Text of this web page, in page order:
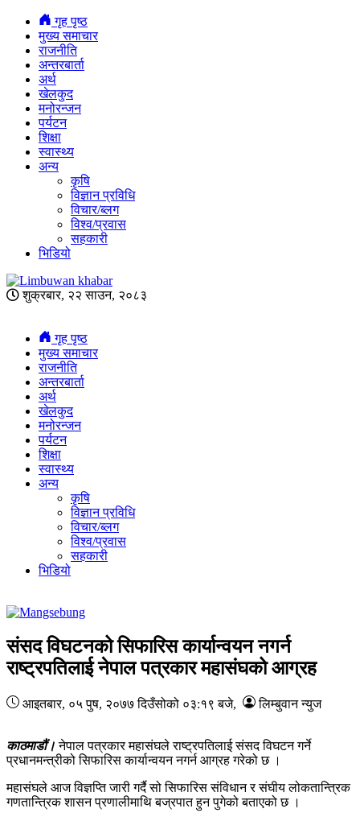
गृह पृष्ठ
मुख्य समाचार
राजनीति
अन्तरबार्ता
अर्थ
खेलकुद
मनोरन्जन
पर्यटन
शिक्षा
स्वास्थ्य
अन्य
कृषि
विज्ञान प्रविधि
विचार/ब्लग
विश्व/प्रवास
सहकारी
भिडियो
शुक्रबार, २२ साउन, २०८३
गृह पृष्ठ
मुख्य समाचार
राजनीति
अन्तरबार्ता
अर्थ
खेलकुद
मनोरन्जन
पर्यटन
शिक्षा
स्वास्थ्य
अन्य
कृषि
विज्ञान प्रविधि
विचार/ब्लग
विश्व/प्रवास
सहकारी
भिडियो
संसद विघटनको सिफारिस कार्यान्वयन नगर्न
राष्ट्रपतिलाई नेपाल पत्रकार महासंघको आग्रह
आइतबार, ०५ पुष, २०७७दिउँसोको ०३:१९ बजे, लिम्बुवान न्युज
काठमाडौं। नेपाल पत्रकार महासंघले राष्ट्रपतिलाई संसद विघटन गर्ने
प्रधानमन्त्रीको सिफारिस कार्यान्वयन नगर्न आग्रह गरेको छ ।
महासंघले आज विज्ञप्ति जारी गर्दै सो सिफारिस संविधान र संघीय लोकतान्त्रिक
गणतान्त्रिक शासन प्रणालीमाथि बज्रपात हुन पुगेको बताएको छ ।